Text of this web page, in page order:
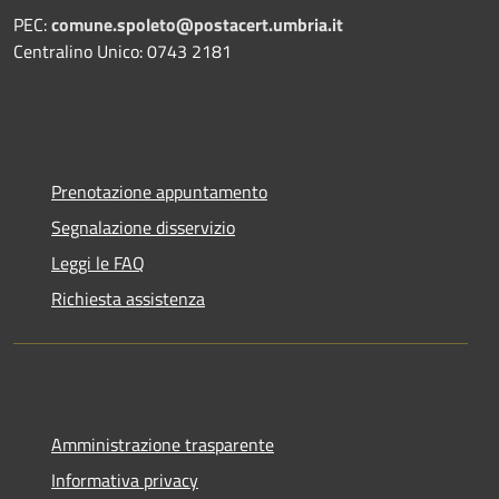
PEC:comune.spoleto@postacert.umbria.it
Centralino Unico: 0743 2181
Prenotazione appuntamento
Segnalazione disservizio
Leggi le FAQ
Richiesta assistenza
Amministrazione trasparente
Informativa privacy